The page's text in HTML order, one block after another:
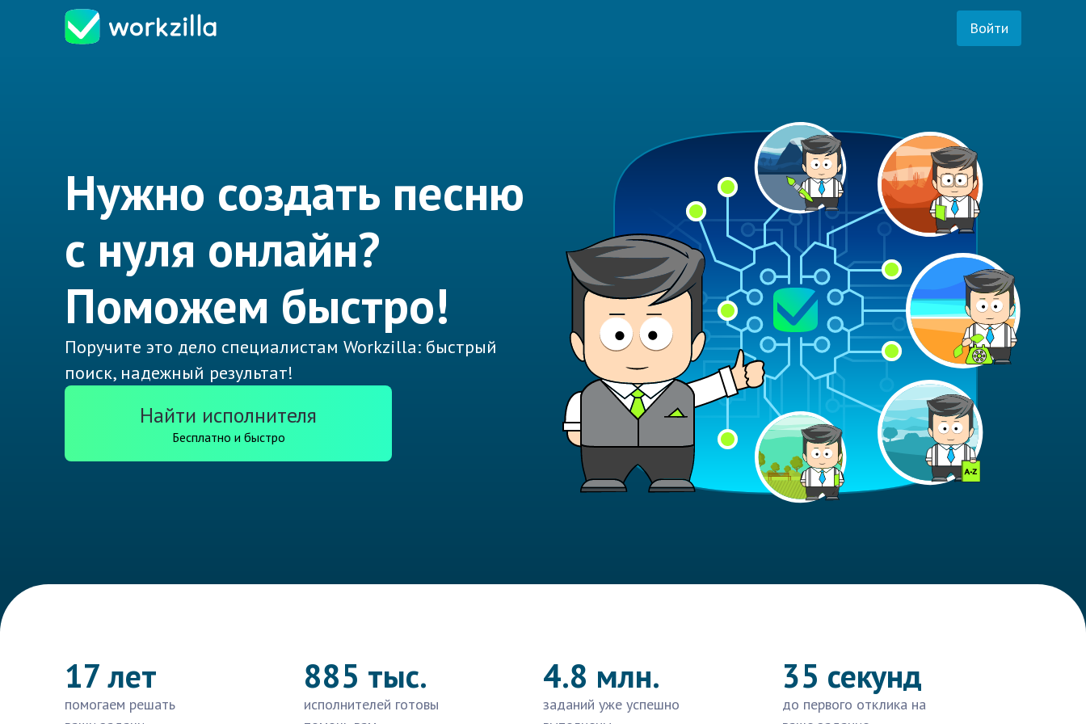
Войти
Нужно создать песню
с нуля онлайн?
Поможем быстро!
Поручите это дело специалистам Workzilla: быстрый
поиск, надежный результат!
Найти исполнителя
Бесплатно и быстро
17 лет
помогаем решать
885 тыс.
исполнителей готовы
4.8 млн.
заданий уже успешно
35 секунд
до первого отклика на